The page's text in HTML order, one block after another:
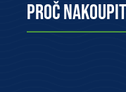
Proč